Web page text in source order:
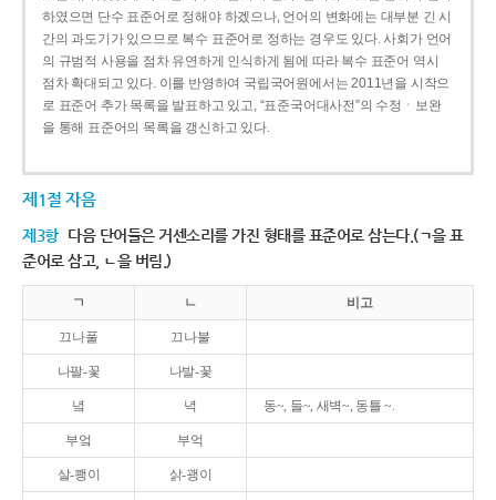
하였으면 단수 표준어로 정해야 하겠으나, 언어의 변화에는 대부분 긴 시
간의 과도기가 있으므로 복수 표준어로 정하는 경우도 있다. 사회가 언어
의 규범적 사용을 점차 유연하게 인식하게 됨에 따라 복수 표준어 역시
점차 확대되고 있다. 이를 반영하여 국립국어원에서는 2011년을 시작으
로 표준어 추가 목록을 발표하고 있고, “표준국어대사전”의 수정ㆍ보완
을 통해 표준어의 목록을 갱신하고 있다.
제1절 자음
제3항 다음 단어들은 거센소리를 가진 형태를 표준어로 삼는다.(ㄱ을 표
준어로 삼고, ㄴ을 버림.)
ㄱ ㄴ 비고
끄나풀 끄나불
나팔-꽃 나발-꽃
녘 녁 동~, 들~, 새벽~, 동틀 ~.
부엌 부억
살-쾡이 삵-괭이